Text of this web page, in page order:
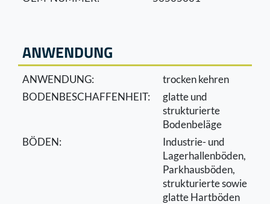
ANWENDUNG
ANWENDUNG:
trocken kehren
BODENBESCHAFFENHEIT:
glatte und
strukturierte
Bodenbeläge
BÖDEN:
Industrie- und
Lagerhallenböden,
Parkhausböden,
strukturierte sowie
glatte Hartböden